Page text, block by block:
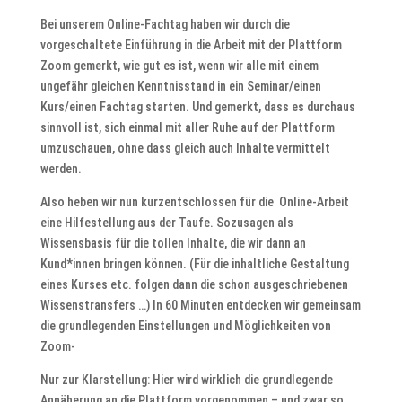
Bei unserem Online-Fachtag haben wir durch die
vorgeschaltete Einführung in die Arbeit mit der Plattform
Zoom gemerkt, wie gut es ist, wenn wir alle mit einem
ungefähr gleichen Kenntnisstand in ein Seminar/einen
Kurs/einen Fachtag starten. Und gemerkt, dass es durchaus
sinnvoll ist, sich einmal mit aller Ruhe auf der Plattform
umzuschauen, ohne dass gleich auch Inhalte vermittelt
werden.
Also heben wir nun kurzentschlossen für die Online-Arbeit
eine Hilfestellung aus der Taufe. Sozusagen als
Wissensbasis für die tollen Inhalte, die wir dann an
Kund*innen bringen können. (Für die inhaltliche Gestaltung
eines Kurses etc. folgen dann die schon ausgeschriebenen
Wissenstransfers …) In 60 Minuten entdecken wir gemeinsam
die grundlegenden Einstellungen und Möglichkeiten von
Zoom-
Nur zur Klarstellung: Hier wird wirklich die grundlegende